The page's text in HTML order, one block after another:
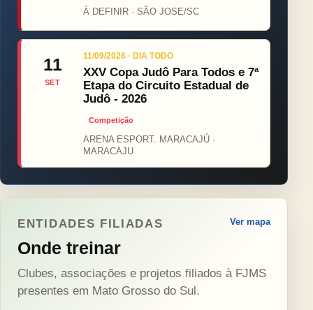
À DEFINIR · SÃO JOSE/SC
11
SET
11/09/2026 · DIA TODO
XXV Copa Judô Para Todos e 7ª
Etapa do Circuito Estadual de
Judô - 2026
Competição
ARENA ESPORT. MARACAJÚ ·
MARACAJU
ENTIDADES FILIADAS
Onde treinar
Ver mapa
Clubes, associações e projetos filiados à FJMS
presentes em Mato Grosso do Sul.